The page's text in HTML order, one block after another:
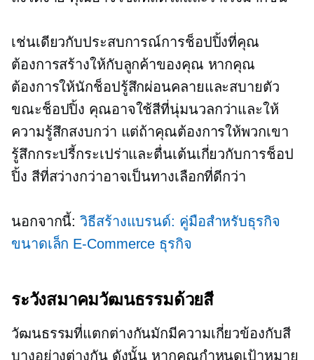
เช่นเดียวกับประสบการณ์การช็อปปิ้งที่คุณ
ต้องการสร้างให้กับลูกค้าของคุณ หากคุณ
ต้องการให้นักช็อปรู้สึกผ่อนคลายและสบายตัว
ขณะช็อปปิ้ง คุณอาจใช้สีที่นุ่มนวลกว่าและให้
ความรู้สึกสงบกว่า แต่ถ้าคุณต้องการให้พวกเขา
รู้สึกกระปรี้กระเปร่าและตื่นเต้นเกี่ยวกับการช็อป
ปิ้ง สีที่สว่างกว่าอาจเป็นทางเลือกที่ดีกว่า
นอกจากนี้:วิธีสร้างแบรนด์: คู่มือสำหรับธุรกิจ
ขนาดเล็ก E-Commerce ธุรกิจ
ระวังสมาคมวัฒนธรรมด้วยสี
วัฒนธรรมที่แตกต่างกันมักมีความเกี่ยวข้องกับสี
บางอย่างต่างกัน ดังนั้น หากคุณกำหนดเป้าหมาย